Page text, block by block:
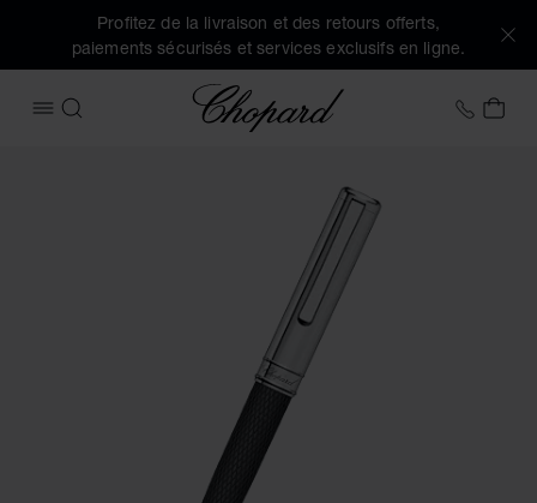
Profitez de la livraison et des retours offerts,
paiements sécurisés et services exclusifs en ligne.
OUVRIR LE MENU
RECHERCHER
Chopard +32